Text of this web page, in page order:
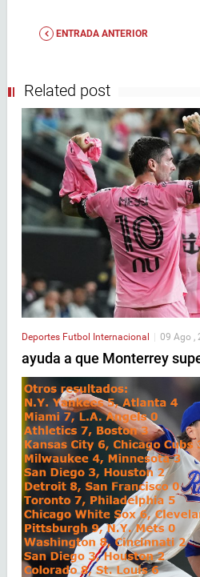
ENTRADA ANTERIOR
Related post
Deportes Futbol Internacional 09 Ago ,
ayuda a que Monterrey